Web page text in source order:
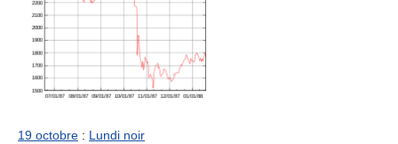
19 octobre : Lundi noir